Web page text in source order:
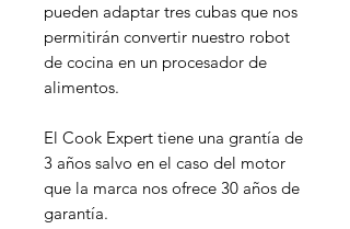
pueden adaptar tres cubas que nos
permitirán convertir nuestro robot
de cocina en un procesador de
alimentos.
El Cook Expert tiene una grantía de
3 años salvo en el caso del motor
que la marca nos ofrece 30 años de
garantía.